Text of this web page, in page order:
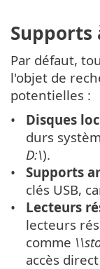
Supports
Par défaut,
l'objet de
potentielles :
Disques
durs
D:\).
Supports
clés USB,
Lecteurs
lecteurs
comme
accès